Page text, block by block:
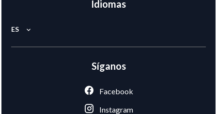
Idiomas
ES
Síganos
Facebook
Instagram